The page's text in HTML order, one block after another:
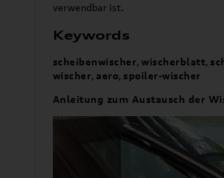
verwendbar ist.
Keywords
scheibenwischer,wischerblatt,
wischer, aero, spoiler-wischer
Anleitung zum Austausch der